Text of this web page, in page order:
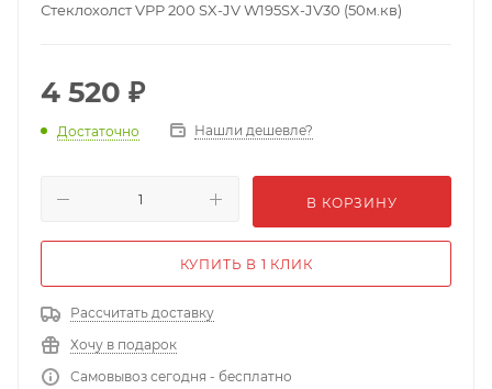
Стеклохолст VPP 200 SX-JV W195SX-JV30 (50м.кв)
4 520 ₽
Достаточно Нашли дешевле?
В КОРЗИНУ
КУПИТЬ В 1 КЛИК
Рассчитать доставку
Хочу в подарок
Самовывоз сегодня - бесплатно